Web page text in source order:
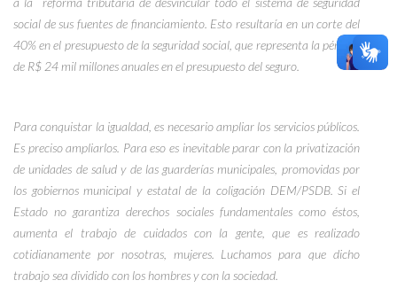
social de sus fuentes de financiamiento. Esto resultaría en un corte del
40% en el presupuesto de la seguridad social, que representa la pérdida
de R$ 24 mil millones anuales en el presupuesto del seguro.
Para conquistar la igualdad, es necesario ampliar los servicios públicos.
Es preciso ampliarlos. Para eso es inevitable parar con la privatización
de unidades de salud y de las guarderías municipales, promovidas por
los gobiernos municipal y estatal de la coligación DEM/PSDB. Si el
Estado no garantiza derechos sociales fundamentales como éstos,
aumenta el trabajo de cuidados con la gente, que es realizado
cotidianamente por nosotras, mujeres. Luchamos para que dicho
trabajo sea dividido con los hombres y con la sociedad.